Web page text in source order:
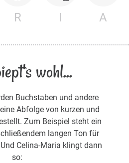
R I A
wohl...
Buchstaben und andere
Abfolge von kurzen und
Zum Beispiel steht ein
langen Ton für
Celina-Maria klingt dann
so: